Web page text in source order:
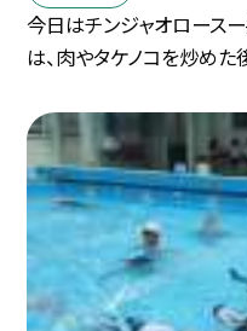
今日はチンジャオロース
は、肉やタケノコを炒めた